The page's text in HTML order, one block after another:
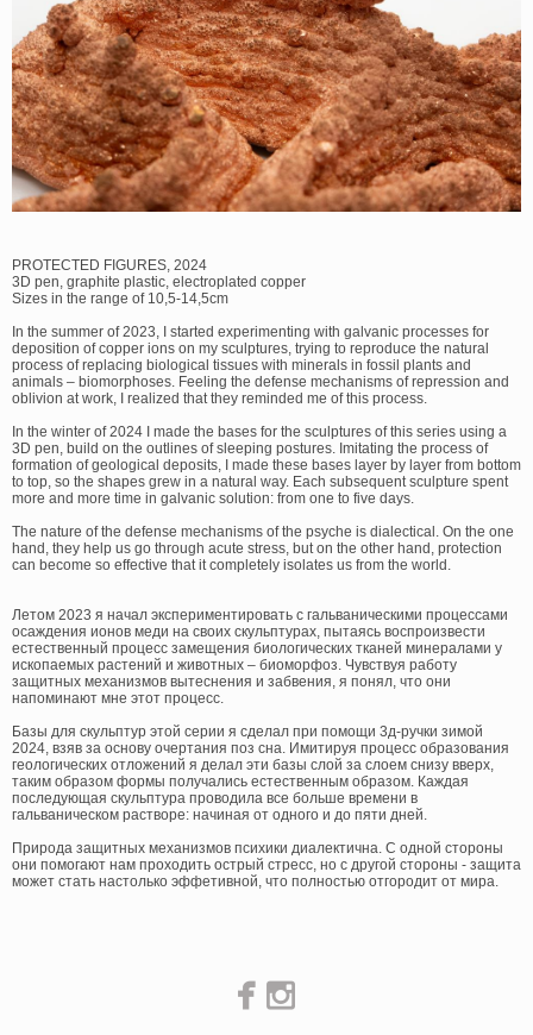
PROTECTED FIGURES, 2024
3D pen, graphite plastic, electroplated copper
Sizes in the range of 10,5-14,5cm
In the summer of 2023, I started experimenting with galvanic processes for
deposition of copper ions on my sculptures, trying to reproduce the natural
process of replacing biological tissues with minerals in fossil plants and
animals – biomorphoses. Feeling the defense mechanisms of repression and
oblivion at work, I realized that they reminded me of this process.
In the winter of 2024 I made the bases for the sculptures of this series using a
3D pen, build on the outlines of sleeping postures. Imitating the process of
formation of geological deposits, I made these bases layer by layer from bottom
to top, so the shapes grew in a natural way. Each subsequent sculpture spent
more and more time in galvanic solution: from one to five days.
The nature of the defense mechanisms of the psyche is dialectical. On the one
hand, they help us go through acute stress, but on the other hand, protection
can become so effective that it completely isolates us from the world.
Летом 2023 я начал экспериментировать с гальваническими процессами
осаждения ионов меди на своих скульптурах, пытаясь воспроизвести
естественный процесс замещения биологических тканей минералами у
ископаемых растений и животных – биоморфоз. Чувствуя работу
защитных механизмов вытеснения и забвения, я понял, что они
напоминают мне этот процесс.
Базы для скульптур этой серии я сделал при помощи 3д-ручки зимой
2024, взяв за основу очертания поз сна. Имитируя процесс образования
геологических отложений я делал эти базы слой за слоем снизу вверх,
таким образом формы получались естественным образом. Каждая
последующая скульптура проводила все больше времени в
гальваническом растворе: начиная от одного и до пяти дней.
Природа защитных механизмов психики диалектична. С одной стороны
они помогают нам проходить острый стресс, но с другой стороны - защита
может стать настолько эффетивной, что полностью отгородит от мира.